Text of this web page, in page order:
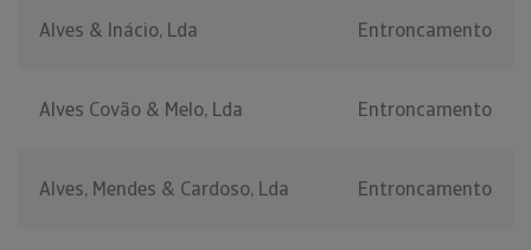
Alves & Inácio, Lda Entroncamento
Alves Covão & Melo, Lda Entroncamento
Alves, Mendes & Cardoso, Lda Entroncamento